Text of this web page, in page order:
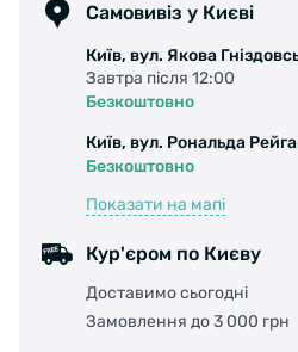
Самовивіз у Києві
Київ, вул. Якова
Завтра після 12:00
Безкоштовно
Київ, вул. Рональда
Безкоштовно
Показати на мапі
Кур'єром по Києву
Доставимо сьогодні
Замовлення до 3 000 грн